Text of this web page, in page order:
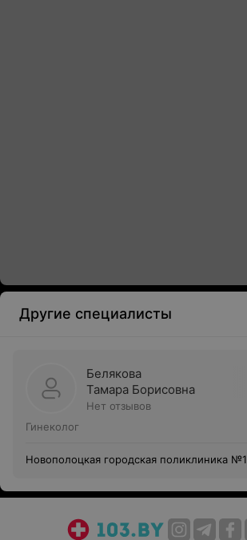
Другие специалисты
Белякова
Тамара Борисовна
Нет отзывов
Гинеколог
Новополоцкая городская поликлиника №1